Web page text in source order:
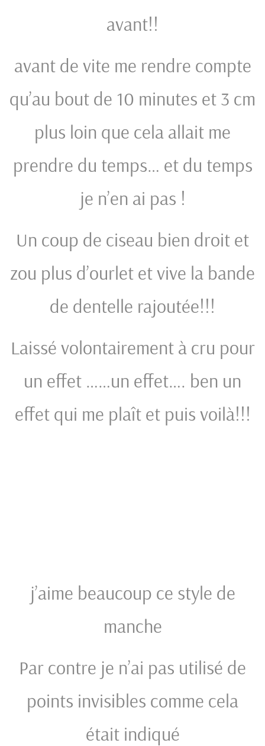
avant!!
avant de vite me rendre compte
qu’au bout de 10 minutes et 3 cm
plus loin que cela allait me
prendre du temps… et du temps
je n’en ai pas !
Un coup de ciseau bien droit et
zou plus d’ourlet et vive la bande
de dentelle rajoutée!!!
Laissé volontairement à cru pour
un effet ……un effet…. ben un
effet qui me plaît et puis voilà!!!
j’aime beaucoup ce style de
manche
Par contre je n’ai pas utilisé de
points invisibles comme cela
était indiqué